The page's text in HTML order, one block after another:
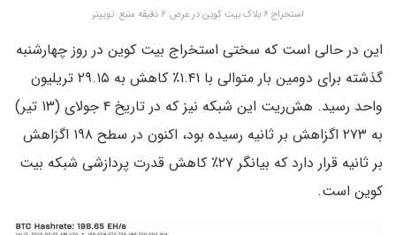
استخراج ۶ بلاک بیت کوین در عرض ۶ دقیقه منبع: توییتر
این در حالی است که سختی استخراج بیت کوین در روز چهارشنبه
گذشته برای دومین بار متوالی با ۱.۴۱٪ کاهش به ۲۹.۱۵ تریلیون
واحد رسید. هش‌ریت این شبکه نیز که در تاریخ ۴ جولای (۱۳ تیر)
به ۲۷۳ اگزاهش بر ثانیه رسیده بود، اکنون در سطح ۱۹۸ اگزاهش
بر ثانیه قرار دارد که بیانگر ۲۷٪ کاهش قدرت پردازشی شبکه بیت
کوین است.